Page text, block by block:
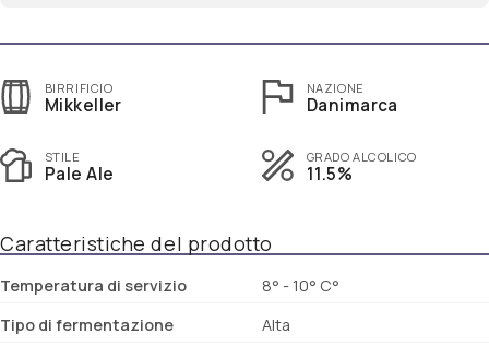
BIRRIFICIO
Mikkeller
NAZIONE
Danimarca
STILE
Pale Ale
GRADO ALCOLICO
11.5%
Caratteristiche del prodotto
Temperatura di servizio
8° - 10° C°
Tipo di fermentazione
Alta